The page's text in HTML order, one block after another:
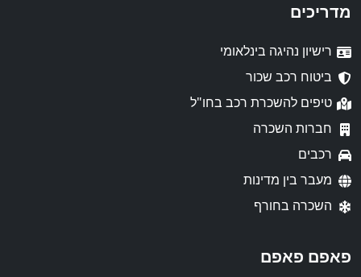
מדריכים
רישיון נהיגה בינלאומי
ביטוח רכב שכור
טיפים להשכרת רכב בחו"ל
חברות השכרה
רכבים
מעבר בין מדינות
השכרה בחורף
פאפם פאפם